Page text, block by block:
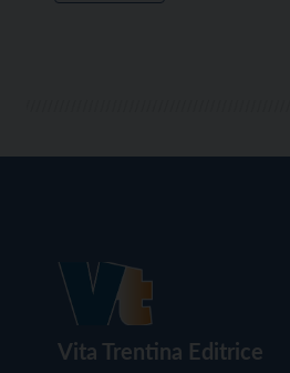
Vita Trentina Editrice